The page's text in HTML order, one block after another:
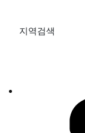
지역검색